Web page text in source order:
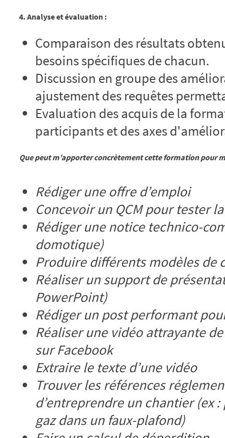
4. Analyse et évaluation :
Comparaison des résultats
besoins spécifiques de chacun.
Discussion en groupe des
ajustement des requêtes
Evaluation des acquis de la
participants et des axes
Que peut m’apporter concrètement cette formation pour
Rédiger une offre d’emploi
Concevoir un QCM pour tester
Rédiger une notice technico-
domotique)
Produire différents modèles de
Réaliser un support de
PowerPoint)
Rédiger un post performant
Réaliser une vidéo attrayante
sur Facebook
Extraire le texte d’une vidéo
Trouver les références
d’entreprendre un chantier (ex
gaz dans un faux-plafond)